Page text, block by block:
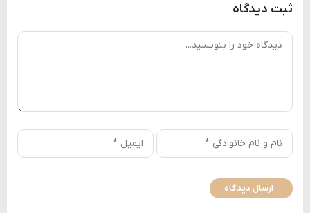
ثبت دیدگاه